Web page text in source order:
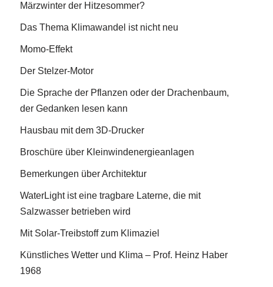
Märzwinter der Hitzesommer?
Das Thema Klimawandel ist nicht neu
Momo-Effekt
Der Stelzer-Motor
Die Sprache der Pflanzen oder der Drachenbaum,
der Gedanken lesen kann
Hausbau mit dem 3D-Drucker
Broschüre über Kleinwindenergieanlagen
Bemerkungen über Architektur
WaterLight ist eine tragbare Laterne, die mit
Salzwasser betrieben wird
Mit Solar-Treibstoff zum Klimaziel
Künstliches Wetter und Klima – Prof. Heinz Haber
1968